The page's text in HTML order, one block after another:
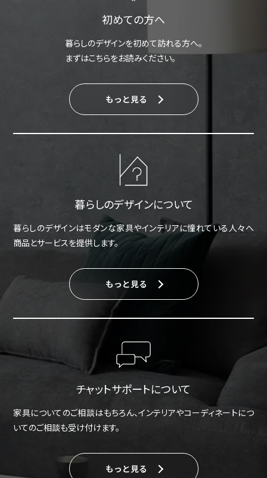
初めての方へ
暮らしのデザインを初めて訪れる方へ。
まずはこちらをお読みください。
もっと見る
暮らしのデザインについて
暮らしのデザインはモダンな家具やインテリアに憧れている人々へ
商品とサービスを提供します。
もっと見る
チャットサポートについて
家具についてのご相談はもちろん、インテリアやコーディネートにつ
いてのご相談も受け付けます。
もっと見る